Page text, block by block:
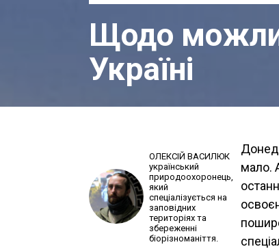
Щодо
Україні
ОЛЕКСІЙ ВАСИЛЮК
український
природоохоронець,
який
спеціалізується на
заповідних
територіях та
збереженні
біорізноманіття.
мало.